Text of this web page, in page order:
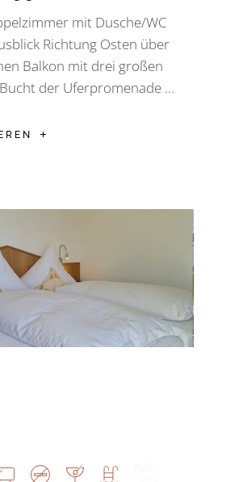
mit Dusche/WC
Richtung Osten über
Balkon mit drei großen
der Uferpromenade ...